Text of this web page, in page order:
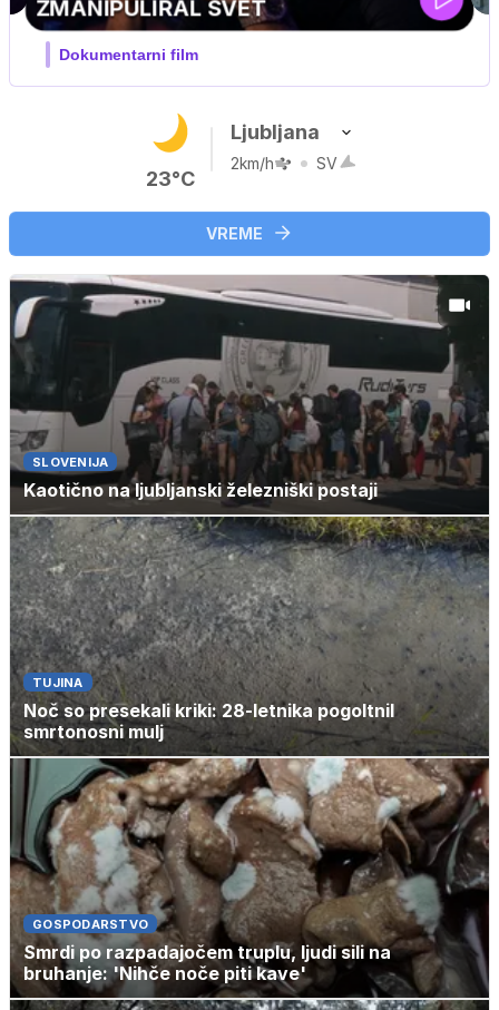
MOJ PRIJATELJ PINGVIN
Film meseca / družinski, pustolovski
23°C
Ljubljana
2km/h SV
VREME
SLOVENIJA
Kaotično na ljubljanski železniški postaji
TUJINA
Noč so presekali kriki: 28-letnika pogoltnil
smrtonosni mulj
GOSPODARSTVO
Smrdi po razpadajočem truplu, ljudi sili na
bruhanje: 'Nihče noče piti kave'